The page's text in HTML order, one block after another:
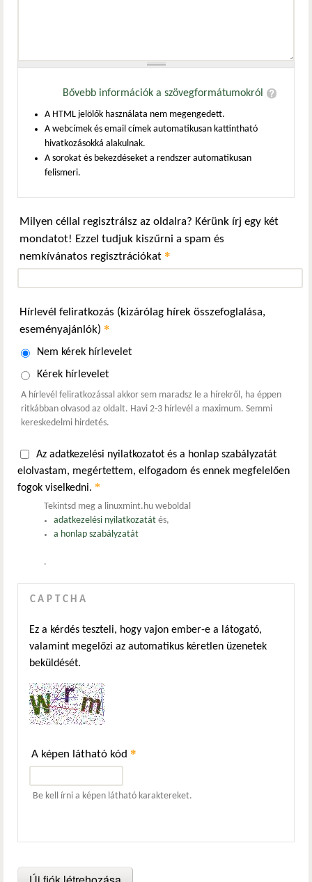
Bővebb információk a szövegformátumokról
A HTML jelölők használata nem megengedett.
A webcímek és email címek automatikusan kattintható
hivatkozásokká alakulnak.
A sorokat és bekezdéseket a rendszer automatikusan
felismeri.
Milyen céllal regisztrálsz az oldalra? Kérünk írj egy két
mondatot! Ezzel tudjuk kiszűrni a spam és
nemkívánatos regisztrációkat *
Hírlevél feliratkozás (kizárólag hírek összefoglalása,
eseményajánlók) *
Nem kérek hírlevelet
Kérek hírlevelet
A hírlevél feliratkozással akkor sem maradsz le a hírekről, ha éppen
ritkábban olvasod az oldalt. Havi 2-3 hírlevél a maximum. Semmi
kereskedelmi hirdetés.
Az adatkezelési nyilatkozatot és a honlap szabályzatát
elolvastam, megértettem, elfogadom és ennek megfelelően
fogok viselkedni. *
Tekintsd meg a linuxmint.hu weboldal
adatkezelési nyilatkozatátés,
a honlap szabályzatát
.
CAPTCHA
Ez a kérdés teszteli, hogy vajon ember-e a látogató,
valamint megelőzi az automatikus kéretlen üzenetek
beküldését.
A képen látható kód *
Be kell írni a képen látható karaktereket.